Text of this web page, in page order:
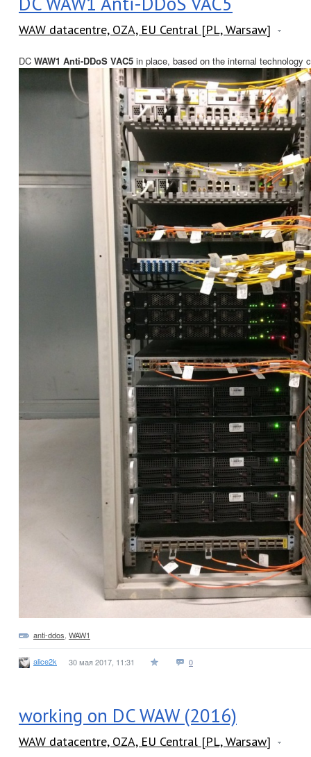
WAW datacentre, OZA, EU Central [PL, Warsaw]
DC WAW1 Anti-DDoS VAC5 in place, based on the internal technology
anti-ddos, WAW1
alice2k 30 мая 2017, 11:31 0
working on DC WAW (2016)
WAW datacentre, OZA, EU Central [PL, Warsaw]